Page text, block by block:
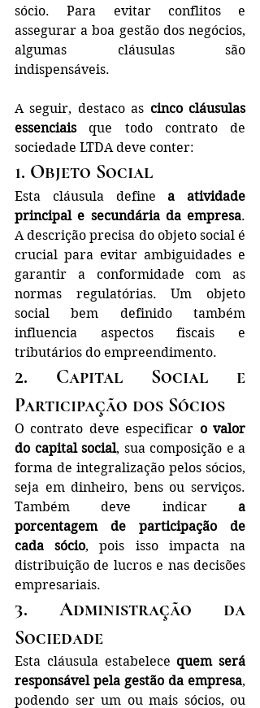
sócio. Para evitar conflitos e
assegurar a boa gestão dos negócios,
algumas cláusulas são
indispensáveis.
A seguir, destaco as cinco cláusulas
essenciais que todo contrato de
sociedade LTDA deve conter:
1. Objeto Social
Esta cláusula define a atividade
principal e secundária da empresa.
A descrição precisa do objeto social é
crucial para evitar ambiguidades e
garantir a conformidade com as
normas regulatórias. Um objeto
social bem definido também
influencia aspectos fiscais e
tributários do empreendimento.
2. Capital Social e
Participação dos Sócios
O contrato deve especificar o valor
do capital social, sua composição e a
forma de integralização pelos sócios,
seja em dinheiro, bens ou serviços.
Também deve indicar a
porcentagem de participação de
cada sócio, pois isso impacta na
distribuição de lucros e nas decisões
empresariais.
3. Administração da
Sociedade
Esta cláusula estabelece quem será
responsável pela gestão da empresa,
podendo ser um ou mais sócios, ou